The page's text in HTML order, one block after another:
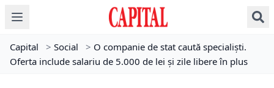
Capital > Social > O companie de stat caută specialiști.
Oferta include salariu de 5.000 de lei și zile libere în plus